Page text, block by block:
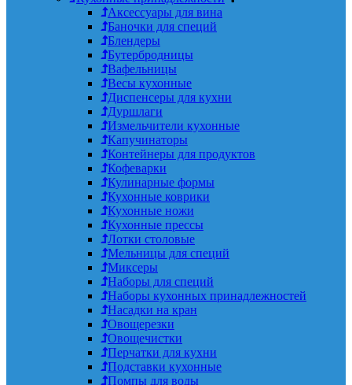
Аксессуары для вина
Баночки для специй
Блендеры
Бутербродницы
Вафельницы
Весы кухонные
Диспенсеры для кухни
Дуршлаги
Измельчители кухонные
Капучинаторы
Контейнеры для продуктов
Кофеварки
Кулинарные формы
Кухонные коврики
Кухонные ножи
Кухонные прессы
Лотки столовые
Мельницы для специй
Миксеры
Наборы для специй
Наборы кухонных принадлежностей
Насадки на кран
Овощерезки
Овощечистки
Перчатки для кухни
Подставки кухонные
Помпы для воды